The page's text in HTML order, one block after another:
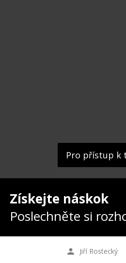
Pro přístup k
Získejte náskok
Poslechněte si
Jiří Rostecký